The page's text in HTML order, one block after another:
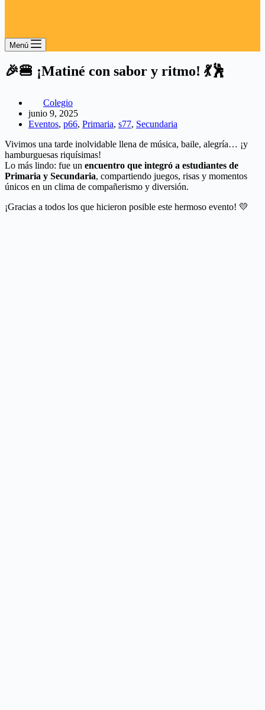
Menú
🎉🍔 ¡Matiné con sabor y ritmo! 💃🕺
Colegio
junio 9, 2025
Eventos, p66, Primaria, s77, Secundaria
Vivimos una tarde inolvidable llena de música, baile, alegría… ¡y
hamburguesas riquísimas!
Lo más lindo: fue un encuentro que integró a estudiantes de
Primaria y Secundaria, compartiendo juegos, risas y momentos
únicos en un clima de compañerismo y diversión.
¡Gracias a todos los que hicieron posible este hermoso evento! 💛